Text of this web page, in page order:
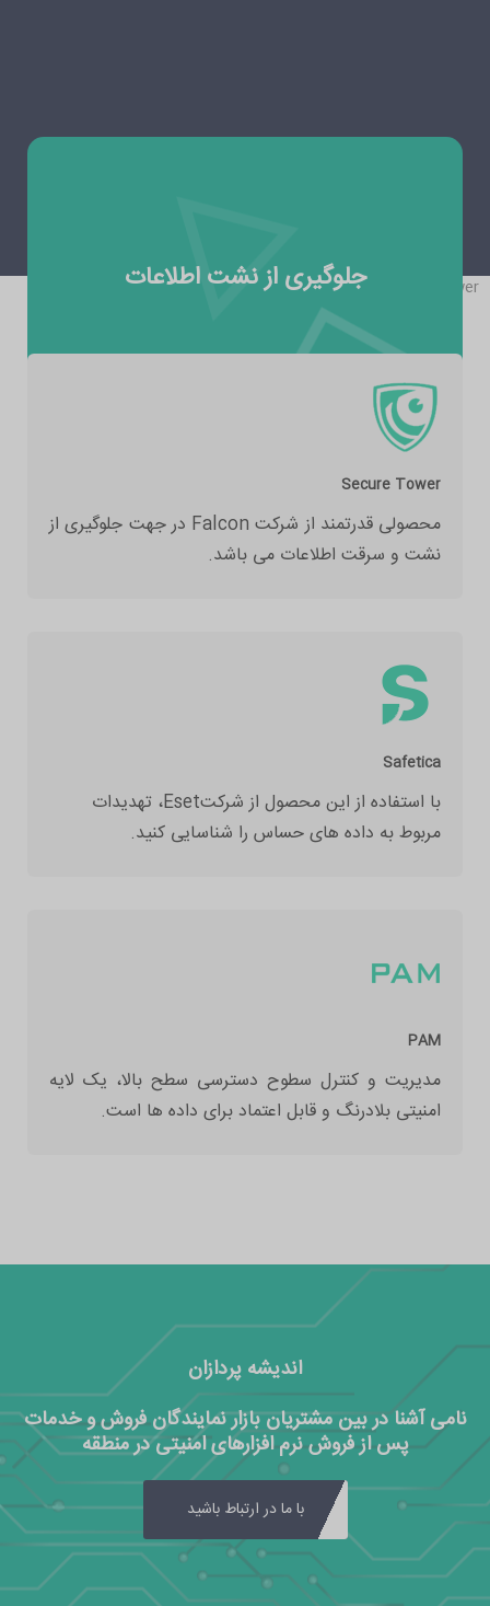
secureTower جلوگیری از نشت اطلاعات
Secure Tower
محصولی قدرتمند از شرکت Falcon در جهت جلوگیری از
نشت و سرقت اطلاعات می باشد.
Safetica
با استفاده از این محصول از شرکتEset، تهدیدات
مربوط به داده های حساس را شناسایی کنید.
PAM
مدیریت و کنترل سطوح دسترسی سطح بالا، یک لایه
امنیتی بلادرنگ و قابل اعتماد برای داده ها است.
اندیشه پردازان
نامی آشنا در بین مشتریان بازار نمایندگان فروش و خدمات
پس از فروش نرم افزارهای امنیتی در منطقه
با ما در ارتباط باشید